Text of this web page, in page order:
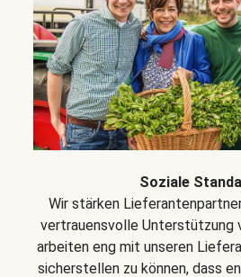
Soziale
Wir stärken
vertrauensvolle Unterstützung
arbeiten eng mit unseren
sicherstellen zu können, dass